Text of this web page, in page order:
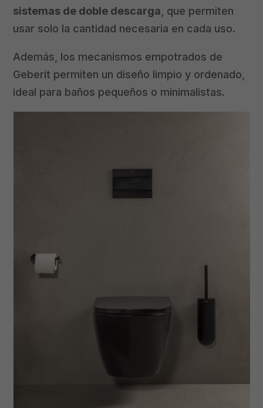
sistemas de doble descarga , que permiten
usar solo la cantidad necesaria en cada uso.
Además, los mecanismos empotrados de
Geberit permiten un diseño limpio y ordenado,
ideal para baños pequeños o minimalistas.